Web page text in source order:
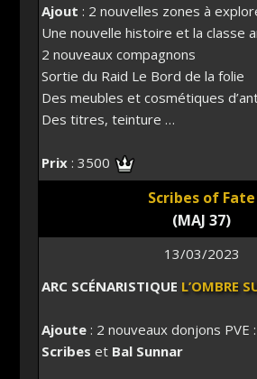
Ajout: 2 nouvelles zones à
Une nouvelle histoire et la classe
2 nouveaux compagnons
Sortie du Raid Le Bord de la folie
Des meubles et cosmétiques
Des titres, teinture …
Prix: 3500
Scribes of Fate
(MAJ 37)
13/03/2023
ARC SCÉNARISTIQUE L’OMBRE
Ajoute: 2 nouveaux donjons PVE :
Scribes et Bal Sunnar